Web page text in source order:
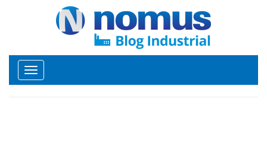
Toggle
navigation